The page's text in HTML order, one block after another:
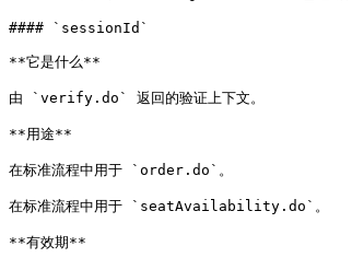
#### `sessionId`
**它是什么**
由 `verify.do` 返回的验证上下文。
**用途**
在标准流程中用于 `order.do`。
在标准流程中用于 `seatAvailability.do`。
**有效期**